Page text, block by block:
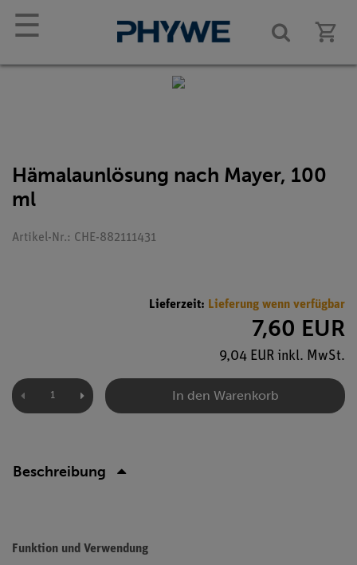
☰
Hämalaunlösung nach Mayer, 100
ml
Artikel-Nr.: CHE-882111431
Lieferzeit: Lieferung wenn verfügbar
7,60 EUR
9,04 EUR inkl. MwSt.
In den Warenkorb
Beschreibung
Funktion und Verwendung